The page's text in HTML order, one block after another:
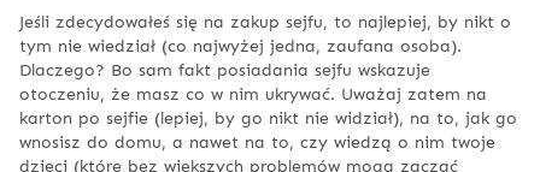
Jeśli zdecydowałeś się na zakup sejfu, to najlepiej, by nikt o
tym nie wiedział (co najwyżej jedna, zaufana osoba).
Dlaczego? Bo sam fakt posiadania sejfu wskazuje
otoczeniu, że masz co w nim ukrywać. Uważaj zatem na
karton po sejfie (lepiej, by go nikt nie widział), na to, jak go
wnosisz do domu, a nawet na to, czy wiedzą o nim twoje
dzieci (które bez większych problemów mogą zacząć